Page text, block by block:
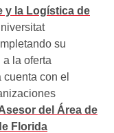
y la Logística de
su
la oferta
con el
del Área de
Florida